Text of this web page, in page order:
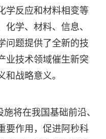
学反应和材料相变等
学、材料、信息、
问题提供了全新的技
业技术领域催生新突
战略意义。
将在我国基础前沿、
要作用，促进阿秒科